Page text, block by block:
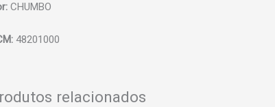
CHUMBO
48201000
relacionados